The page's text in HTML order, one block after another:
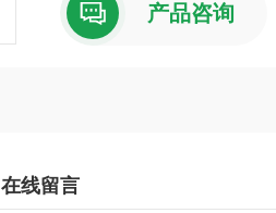
产品咨询
在线留言